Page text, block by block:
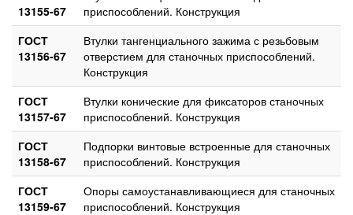
13155-67
приспособлений. Конструкция
ГОСТ
13156-67
Втулки тангенциального зажима с резьбовым
отверстием для станочных приспособлений.
Конструкция
ГОСТ
13157-67
Втулки конические для фиксаторов станочных
приспособлений. Конструкция
ГОСТ
13158-67
Подпорки винтовые встроенные для станочных
приспособлений. Конструкция
ГОСТ
13159-67
Опоры самоустанавливающиеся для станочных
приспособлений. Конструкция